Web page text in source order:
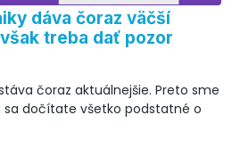
dáva čoraz väčší
treba dať pozor
čoraz aktuálnejšie. Preto sme
sa dočítate všetko podstatné o